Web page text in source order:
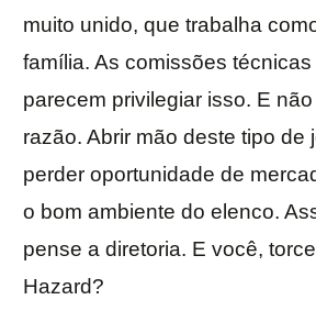
muito unido, que trabalha
família. As comissões
parecem privilegiar isso. E
razão. Abrir mão deste tipo de
perder oportunidade de
o bom ambiente do elenco.
pense a diretoria. E você,
Hazard?